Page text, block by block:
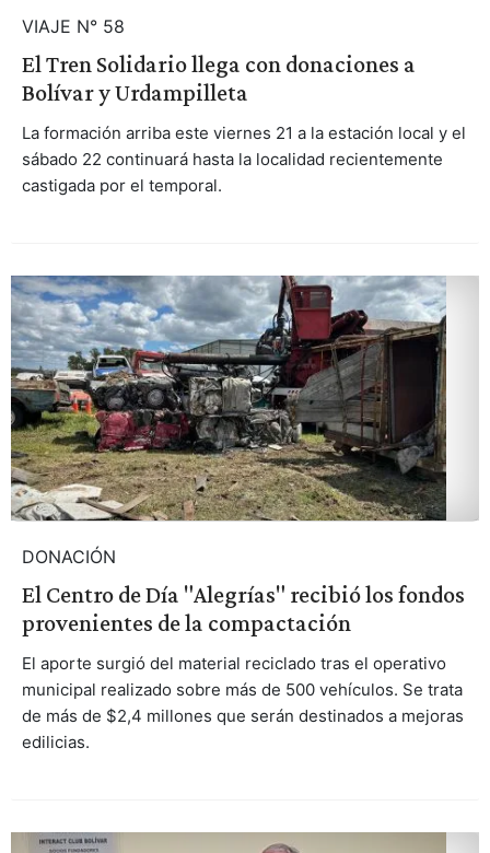
VIAJE N° 58
El Tren Solidario llega con donaciones a
Bolívar y Urdampilleta
La formación arriba este viernes 21 a la estación local y el
sábado 22 continuará hasta la localidad recientemente
castigada por el temporal.
DONACIÓN
El Centro de Día "Alegrías" recibió los fondos
provenientes de la compactación
El aporte surgió del material reciclado tras el operativo
municipal realizado sobre más de 500 vehículos. Se trata
de más de $2,4 millones que serán destinados a mejoras
edilicias.